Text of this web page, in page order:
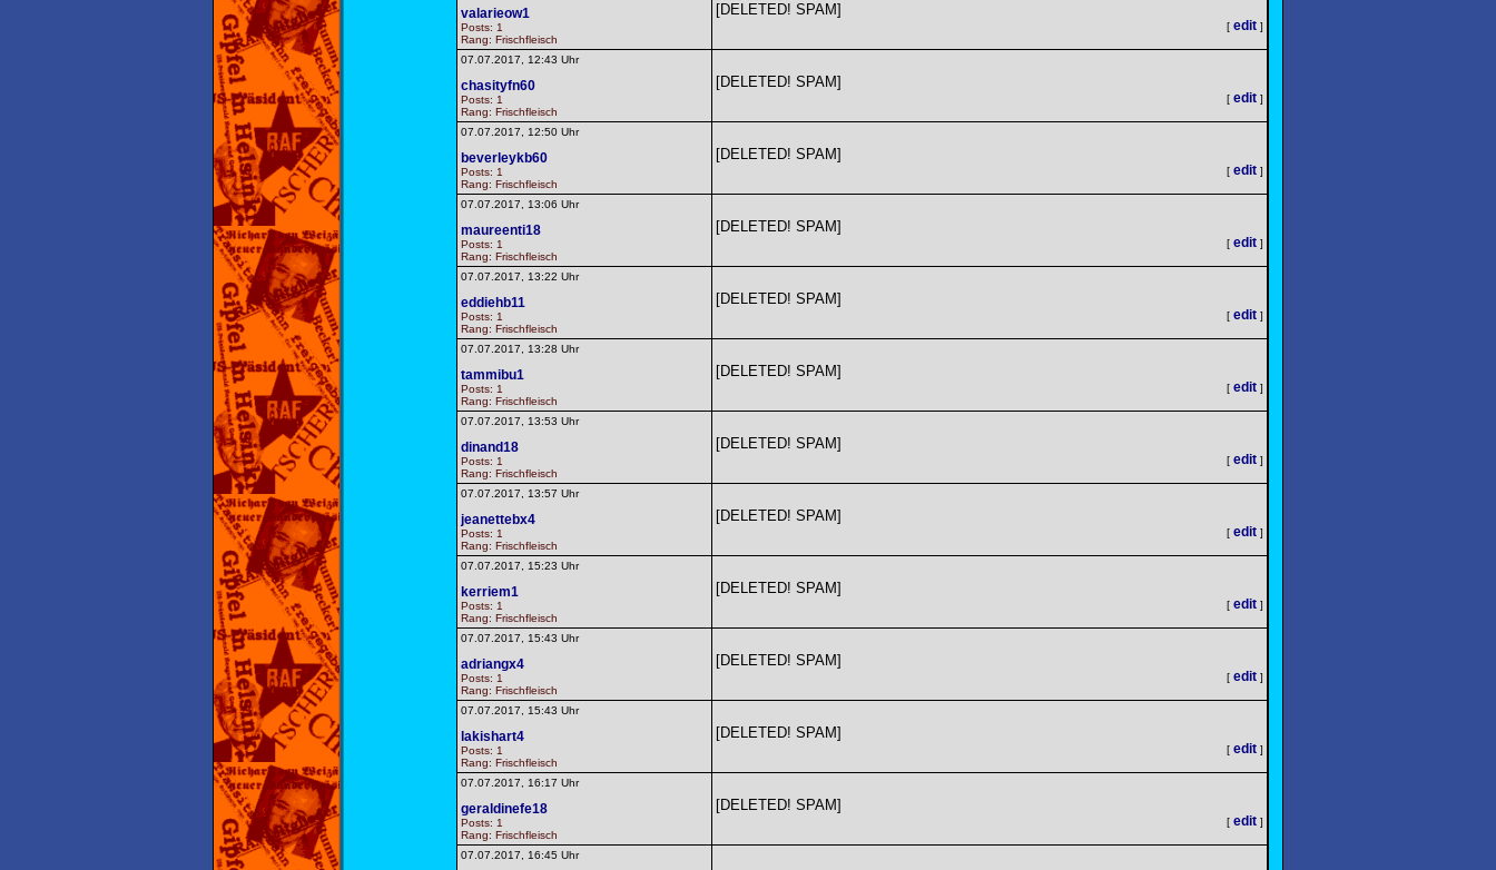
valarieow1
Posts: 1
Rang: Frischfleisch
[DELETED! SPAM]
[ edit ]
07.07.2017, 12:43 Uhr
chasityfn60
Posts: 1
Rang: Frischfleisch
[DELETED! SPAM]
[ edit ]
07.07.2017, 12:50 Uhr
beverleykb60
Posts: 1
Rang: Frischfleisch
[DELETED! SPAM]
[ edit ]
07.07.2017, 13:06 Uhr
maureenti18
Posts: 1
Rang: Frischfleisch
[DELETED! SPAM]
[ edit ]
07.07.2017, 13:22 Uhr
eddiehb11
Posts: 1
Rang: Frischfleisch
[DELETED! SPAM]
[ edit ]
07.07.2017, 13:28 Uhr
tammibu1
Posts: 1
Rang: Frischfleisch
[DELETED! SPAM]
[ edit ]
07.07.2017, 13:53 Uhr
dinand18
Posts: 1
Rang: Frischfleisch
[DELETED! SPAM]
[ edit ]
07.07.2017, 13:57 Uhr
jeanettebx4
Posts: 1
Rang: Frischfleisch
[DELETED! SPAM]
[ edit ]
07.07.2017, 15:23 Uhr
kerriem1
Posts: 1
Rang: Frischfleisch
[DELETED! SPAM]
[ edit ]
07.07.2017, 15:43 Uhr
adriangx4
Posts: 1
Rang: Frischfleisch
[DELETED! SPAM]
[ edit ]
07.07.2017, 15:43 Uhr
lakishart4
Posts: 1
Rang: Frischfleisch
[DELETED! SPAM]
[ edit ]
07.07.2017, 16:17 Uhr
geraldinefe18
Posts: 1
Rang: Frischfleisch
[DELETED! SPAM]
[ edit ]
07.07.2017, 16:45 Uhr